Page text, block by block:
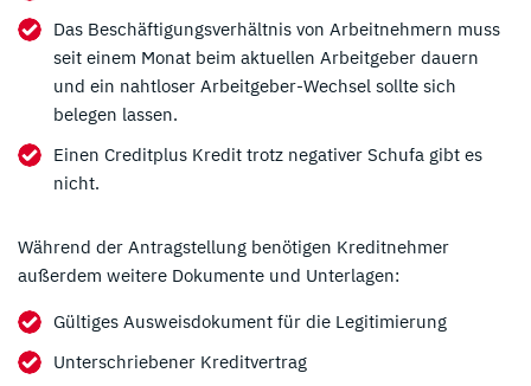
Das Beschäftigungsverhältnis von Arbeitnehmern muss
seit einem Monat beim aktuellen Arbeitgeber dauern
und ein nahtloser Arbeitgeber-Wechsel sollte sich
belegen lassen.
Einen Creditplus Kredit trotz negativer Schufa gibt es
nicht.
Während der Antragstellung benötigen Kreditnehmer
außerdem weitere Dokumente und Unterlagen:
Gültiges Ausweisdokument für die Legitimierung
Unterschriebener Kreditvertrag